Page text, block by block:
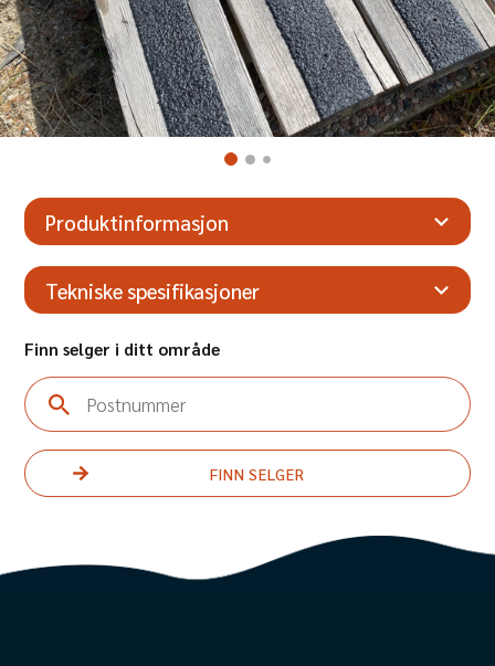
Produktinformasjon
Tekniske spesifikasjoner
Lengde
Finn selger i ditt område
Postnummer